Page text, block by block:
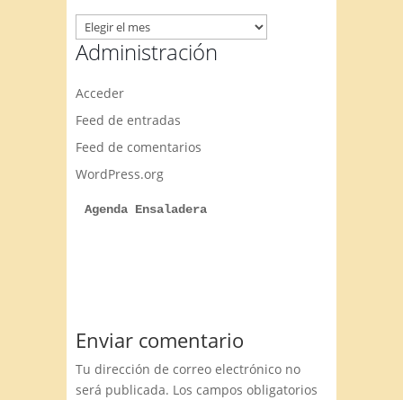
Entradas
por
meses
Administración
Acceder
Feed de entradas
Feed de comentarios
WordPress.org
Agenda Ensaladera
Enviar comentario
Tu dirección de correo electrónico no
será publicada. Los campos obligatorios